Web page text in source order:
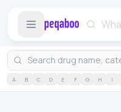
A B C D E F G H I